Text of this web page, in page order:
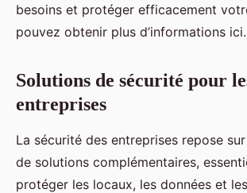
besoins et protéger efficacement
pouvez obtenir plus d’informations ici.
Solutions de sécurité pour
entreprises
La sécurité des entreprises repose
de solutions complémentaires,
protéger les locaux, les données et